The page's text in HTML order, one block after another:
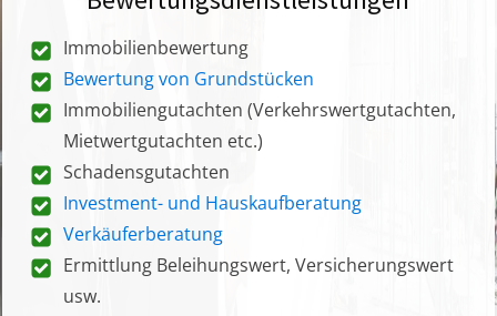
Immobilienbewertung
Bewertung von Grundstücken
Immobiliengutachten (Verkehrswertgutachten,
Mietwertgutachten etc.)
Schadensgutachten
Investment- und Hauskaufberatung
Verkäuferberatung
Ermittlung Beleihungswert, Versicherungswert
usw.